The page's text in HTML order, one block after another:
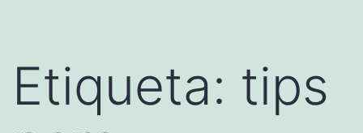
Etiqueta: tips